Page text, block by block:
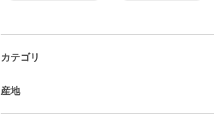
カテゴリ
産地